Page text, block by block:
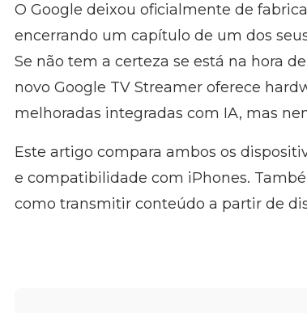
O Google deixou oficialmente de
encerrando um capítulo de um dos
Se não tem a certeza se está na hora
novo Google TV Streamer oferece
melhoradas integradas com IA, mas
Este artigo compara ambos os
e compatibilidade com iPhones.
como transmitir conteúdo a partir de